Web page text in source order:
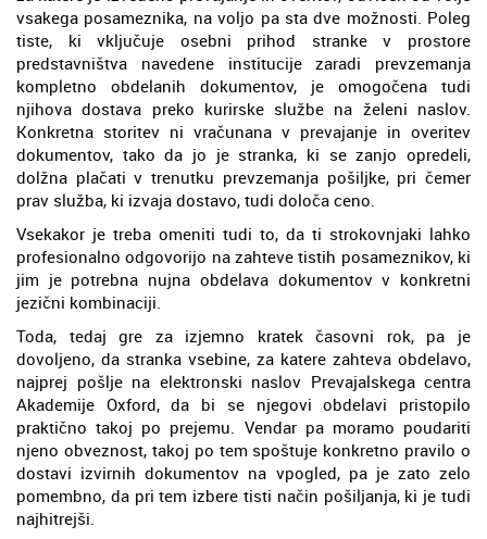
vsakega posameznika, na voljo pa sta dve možnosti. Poleg
tiste, ki vključuje osebni prihod stranke v prostore
predstavništva navedene institucije zaradi prevzemanja
kompletno obdelanih dokumentov, je omogočena tudi
njihova dostava preko kurirske službe na želeni naslov.
Konkretna storitev ni vračunana v prevajanje in overitev
dokumentov, tako da jo je stranka, ki se zanjo opredeli,
dolžna plačati v trenutku prevzemanja pošiljke, pri čemer
prav služba, ki izvaja dostavo, tudi določa ceno.
Vsekakor je treba omeniti tudi to, da ti strokovnjaki lahko
profesionalno odgovorijo na zahteve tistih posameznikov, ki
jim je potrebna nujna obdelava dokumentov v konkretni
jezični kombinaciji.
Toda, tedaj gre za izjemno kratek časovni rok, pa je
dovoljeno, da stranka vsebine, za katere zahteva obdelavo,
najprej pošlje na elektronski naslov Prevajalskega centra
Akademije Oxford, da bi se njegovi obdelavi pristopilo
praktično takoj po prejemu. Vendar pa moramo poudariti
njeno obveznost, takoj po tem spoštuje konkretno pravilo o
dostavi izvirnih dokumentov na vpogled, pa je zato zelo
pomembno, da pri tem izbere tisti način pošiljanja, ki je tudi
najhitrejši.